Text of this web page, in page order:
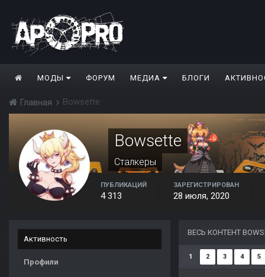
МОДЫ ФОРУМ МЕДИА БЛОГИ
Главная Bowsette
Bowsette
Сталкеры
ПУБЛИКАЦИЙ
4 313
ЗАРЕГИСТРИРОВАН
28 июля, 2020
Активность
Профили
ВЕСЬ КОНТЕНТ
1 2 3 4 5